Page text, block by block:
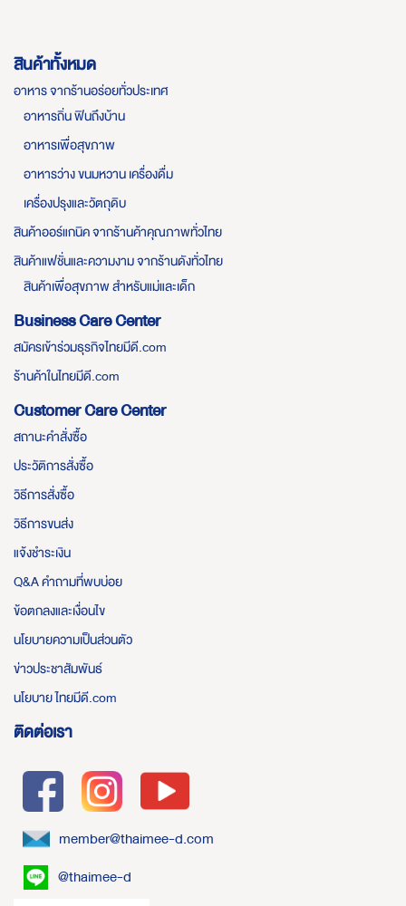
สินค้าทั้งหมด
อาหาร จากร้านอร่อยทั่วประเทศ
อาหารถิ่น ฟินถึงบ้าน
อาหารเพื่อสุขภาพ
อาหารว่าง ขนมหวาน เครื่องดื่ม
เครื่องปรุงและวัตถุดิบ
สินค้าออร์แกนิค จากร้านค้าคุณภาพทั่วไทย
สินค้าแฟชั่นและความงาม จากร้านดังทั่วไทย
สินค้าเพื่อสุขภาพ สำหรับแม่และเด็ก
Business Care Center
สมัครเข้าร่วมธุรกิจไทยมีดี.com
ร้านค้าในไทยมีดี.com
Customer Care Center
สถานะคำสั่งซื้อ
ประวัติการสั่งซื้อ
วิธีการสั่งซื้อ
วิธีการขนส่ง
แจ้งชำระเงิน
Q&A คำถามที่พบบ่อย
ข้อตกลงและเงื่อนไข
นโยบายความเป็นส่วนตัว
ข่าวประชาสัมพันธ์
นโยบาย ไทยมีดี.com
ติดต่อเรา
member@thaimee-d.com
@thaimee-d